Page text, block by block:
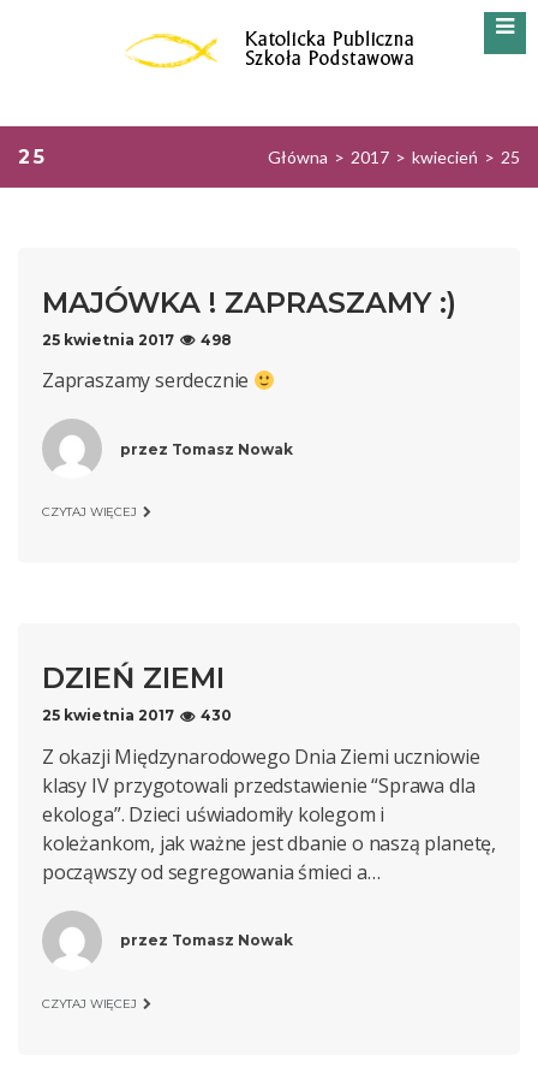
25 Główna > 2017 > kwiecień > 25
MAJÓWKA ! ZAPRASZAMY :)
25 kwietnia 2017 498
Zapraszamy serdecznie
przez Tomasz Nowak
CZYTAJ WIĘCEJ
DZIEŃ ZIEMI
25 kwietnia 2017 430
Z okazji Międzynarodowego Dnia Ziemi uczniowie
klasy IV przygotowali przedstawienie “Sprawa dla
ekologa”. Dzieci uświadomiły kolegom i
koleżankom, jak ważne jest dbanie o naszą planetę,
począwszy od segregowania śmieci a…
przez Tomasz Nowak
CZYTAJ WIĘCEJ